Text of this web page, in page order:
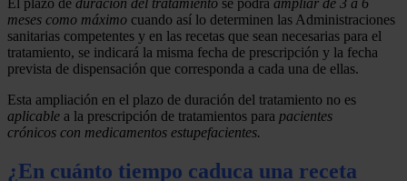
meses como máximo cuando así lo determinen las Administraciones
sanitarias competentes y en las recetas que sean necesarias para el
tratamiento, se indicará la misma fecha de prescripción y la fecha
prevista de dispensación que corresponda a cada una de ellas.
Esta ampliación en el plazo de duración del tratamiento no es
aplicable a la prescripción de tratamientos para pacientes
crónicos con medicamentos estupefacientes.
¿En cuánto tiempo caduca una receta